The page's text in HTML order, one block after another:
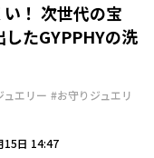
！ 次世代の宝
たGYPPHYの洗
ュエリー #お守りジュエリ
15日 14:47